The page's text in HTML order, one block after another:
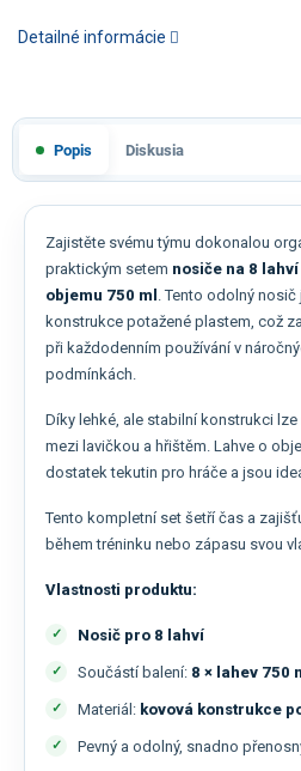
Detailné informácie
Popis Diskusia
Zajistěte svému týmu dokonalou
praktickým setem nosiče na 8 lahví
objemu 750 ml . Tento odolný
konstrukce potažené plastem, což
při každodenním používání v
podmínkách.
Díky lehké, ale stabilní konstrukci
mezi lavičkou a hřištěm. Lahve o
dostatek tekutin pro hráče a jsou
Tento kompletní set šetří čas a
během tréninku nebo zápasu svou
Vlastnosti produktu:
Nosič pro 8 lahví
Součástí balení: 8 × lahev 750
Materiál: kovová konstrukce
Pevný a odolný, snadno